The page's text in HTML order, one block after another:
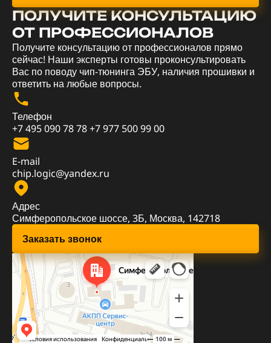
ПОЛУЧИТЕ КОНСУЛЬТАЦИЮ
ОТ ПРОФЕССИОНАЛОВ
Получите консультацию от профессионалов прямо
сейчас! Наши эксперты готовы проконсультировать
Вас по поводу чип-тюнинга ЭБУ, наличия прошивки и
ответить на любые вопросы.
Телефон
+7 495 090 78 78+7 977 500 99 00
E-mail
chip.logic@yandex.ru
Адрес
Симферопольское шоссе, 3Б, Москва, 142718
Заказать звонок